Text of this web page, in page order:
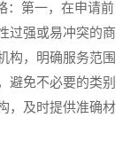
第一，在申请前
过强或易冲突的商
构，明确服务范围
避免不必要的类别
，及时提供准确材